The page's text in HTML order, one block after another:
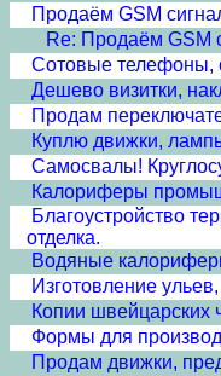
Продаём GSM
Re: Продаём GSM
Сотовые телефоны,
Дешево визитки,
Продам
Куплю движки,
Самосвалы!
Калориферы
Благоустройство
отделка.
Водяные
Изготовление
Копии швейцарских
Формы для
Продам движки,